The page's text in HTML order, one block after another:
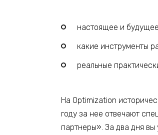
настоящее и
какие инструменты
реальные
На Optimization
году за нее отвечают
партнеры». За два дня вы